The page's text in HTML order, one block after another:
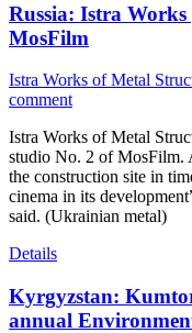
Russia: Istra
MosFilm
Istra Works of Metal
comment
Istra Works of Metal
studio No. 2 of MosFilm.
the construction site in
cinema in its
said. (Ukrainian metal)
Details
Kyrgyzstan:
annual